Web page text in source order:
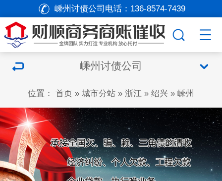
嵊州讨债公司电话： 136-8574-7439
嵊州讨债公司
位置： 首页 » 城市分站 » 浙江 » 绍兴 » 嵊州